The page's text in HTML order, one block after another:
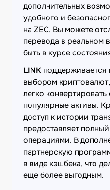
дополнительных
удобного и
на ZEC. Вы можете
перевода в реальном
быть в курсе
LINK
выбором
легко конвертировать
популярные активы.
доступ к истории
предоставляет
операциями. В
партнерскую
в виде кэшбека, что
еще более выгодным.